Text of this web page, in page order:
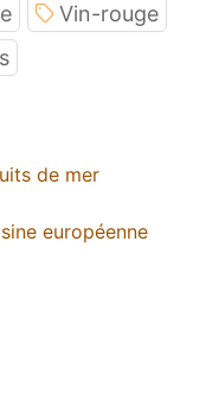
Vin-rouge
de mer
européenne